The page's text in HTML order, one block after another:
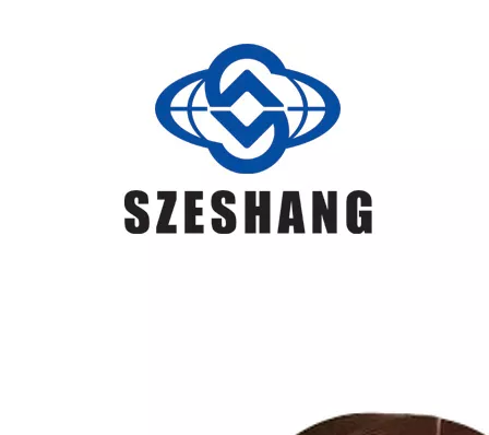
≤0,07 ≤0,04 ≤0,04 410~550 ≥330 ≥22 /
tubi a
spirale,
macchinari